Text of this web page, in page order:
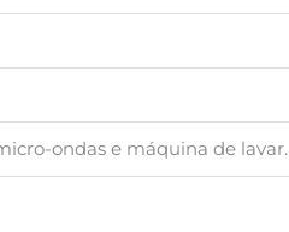
ondas e máquina de lavar.